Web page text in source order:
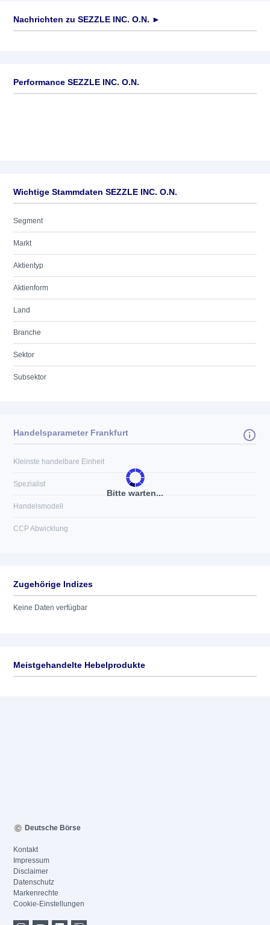
Nachrichten zu SEZZLE INC. O.N. ►
Performance SEZZLE INC. O.N.
Wichtige Stammdaten SEZZLE INC. O.N.
Segment
Markt
Aktientyp
Aktienform
Land
Branche
Sektor
Subsektor
Bitte warten...
Handelsparameter Frankfurt
Kleinste handelbare Einheit
Spezialist
Handelsmodell
CCP Abwicklung
Zugehörige Indizes
Keine Daten verfügbar
Meistgehandelte Hebelprodukte
Deutsche Börse
Kontakt
Impressum
Disclaimer
Datenschutz
Markenrechte
Cookie-Einstellungen